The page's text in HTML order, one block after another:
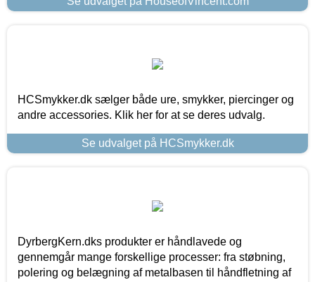
HCSmykker.dk sælger både ure, smykker, piercinger og
andre accessories. Klik her for at se deres udvalg.
Se udvalget på HCSmykker.dk
DyrbergKern.dks produkter er håndlavede og
gennemgår mange forskellige processer: fra støbning,
polering og belægning af metalbasen til håndfletning af